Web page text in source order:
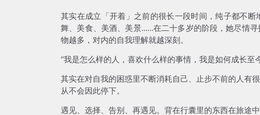
其实在成立「开着」之前的很长一段时间，纯子都不
舞、美食、美酒、美景......在二十多岁的阶段，她尽情
物越多，对内的自我理解就越深刻。
“我是怎么样的人，喜欢什么样的事情，我是如何成长至
其实在对自我的困惑里不断消耗自己、止步不前的人有
从不会因此停下。
遇见、选择、告别、再遇见。背在行囊里的东西在旅途